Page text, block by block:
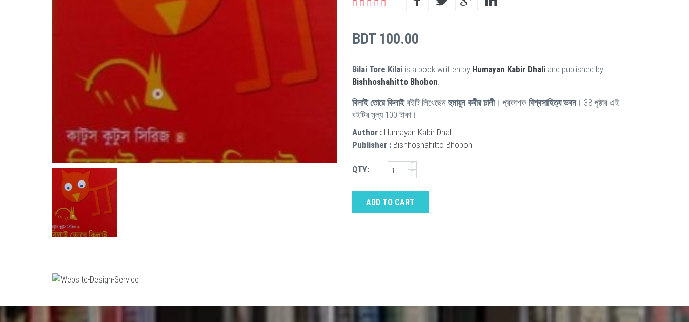
BDT 100.00
Bilai Tore Kilai is a book written by Humayan Kabir Dhali and published by
Bishhoshahitto Bhobon.
বিলাই তোরে কিলাইবইটি লিখেছেনহুমায়ুন কবীর ঢালী। প্রকাশক বিশ্বসাহিত্য ভবন। 38 পৃষ্ঠার এই
বইটির মূল্য 100 টাকা।
Author : Humayan Kabir Dhali
Publisher : Bishhoshahitto Bhobon
QTY:
ADD TO CART